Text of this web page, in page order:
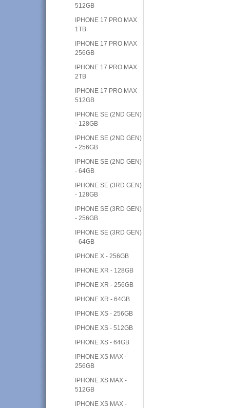
512GB
IPHONE 17 PRO MAX
1TB
IPHONE 17 PRO MAX
256GB
IPHONE 17 PRO MAX
2TB
IPHONE 17 PRO MAX
512GB
IPHONE SE (2ND GEN)
- 128GB
IPHONE SE (2ND GEN)
- 256GB
IPHONE SE (2ND GEN)
- 64GB
IPHONE SE (3RD GEN)
- 128GB
IPHONE SE (3RD GEN)
- 256GB
IPHONE SE (3RD GEN)
- 64GB
IPHONE X - 256GB
IPHONE XR - 128GB
IPHONE XR - 256GB
IPHONE XR - 64GB
IPHONE XS - 256GB
IPHONE XS - 512GB
IPHONE XS - 64GB
IPHONE XS MAX -
256GB
IPHONE XS MAX -
512GB
IPHONE XS MAX -